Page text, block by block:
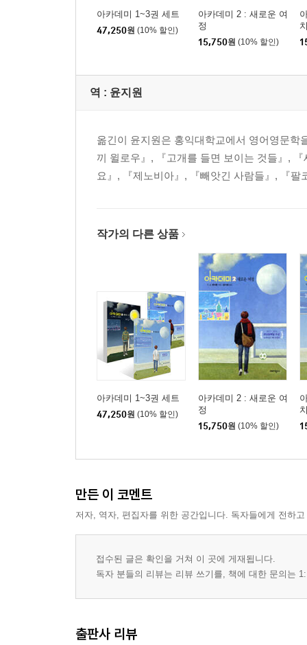
아카데미 1~3권 세트
47,250원 (10% 할인)
아카데미 2 : 새로운 여
정
15,750원 (10% 할인)
역 : 윤지원
옮긴이 윤지원은 홍익대학교에서 영어영문
끼 윌로우』, 『고개를 들면 보이는 것들』,
요』, 『제노비아』, 『빼앗긴 사람들』, 『
작가의 다른 상품
아카데미 1~3권 세트
47,250원 (10% 할인)
아카데미 2 : 새로운 여
정
15,750원 (10% 할인)
만든 이 코멘트
저자, 역자, 편집자를 위한 공간입니다. 독자들에게 전하
접수된 글은 확인을 거쳐 이 곳에 게재됩니다.
독자 분들의 리뷰는 리뷰 쓰기를, 책에 대한 문의는
출판사 리뷰